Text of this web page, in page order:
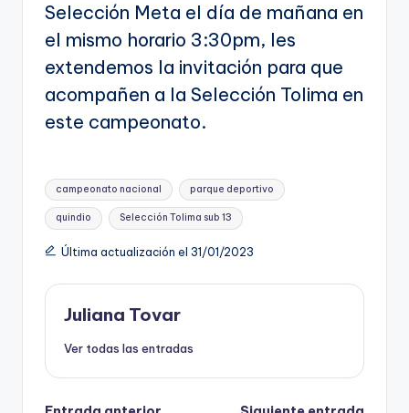
Selección Meta el día de mañana en
el mismo horario 3:30pm, les
extendemos la invitación para que
acompañen a la Selección Tolima en
este campeonato.
Etiquetas:
campeonato nacional parque deportivo
quindio Selección Tolima sub 13
Última actualización el 31/01/2023
Juliana Tovar
Ver todas las entradas